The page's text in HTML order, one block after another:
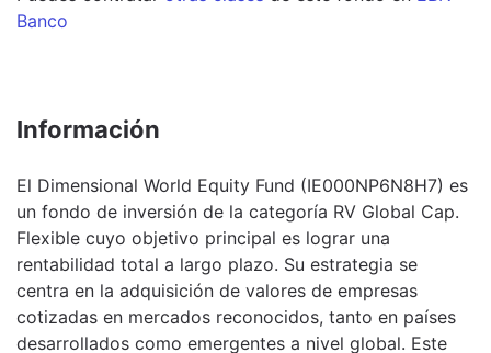
Banco
Información
El Dimensional World Equity Fund (IE000NP6N8H7) es
un fondo de inversión de la categoría RV Global Cap.
Flexible cuyo objetivo principal es lograr una
rentabilidad total a largo plazo. Su estrategia se
centra en la adquisición de valores de empresas
cotizadas en mercados reconocidos, tanto en países
desarrollados como emergentes a nivel global. Este